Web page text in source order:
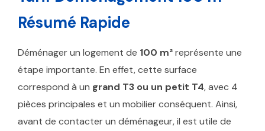
Résumé Rapide
Déménager un logement de 100 m²représente une
étape importante. En effet, cette surface
correspond à un grand T3 ou un petit T4, avec 4
pièces principales et un mobilier conséquent. Ainsi,
avant de contacter un déménageur, il est utile de